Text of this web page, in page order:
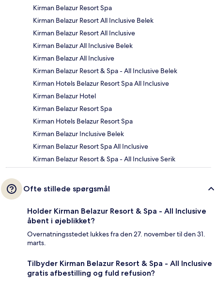
Kirman Belazur Resort Spa
Kirman Belazur Resort All Inclusive Belek
Kirman Belazur Resort All Inclusive
Kirman Belazur All Inclusive Belek
Kirman Belazur All Inclusive
Kirman Belazur Resort & Spa - All Inclusive Belek
Kirman Hotels Belazur Resort Spa All Inclusive
Kirman Belazur Hotel
Kirman Belazur Resort Spa
Kirman Hotels Belazur Resort Spa
Kirman Belazur Inclusive Belek
Kirman Belazur Resort Spa All Inclusive
Kirman Belazur Resort & Spa - All Inclusive Serik
Ofte stillede spørgsmål
Holder Kirman Belazur Resort & Spa - All Inclusive
åbent i øjeblikket?
Overnatningsstedet lukkes fra den 27. november til den 31.
marts.
Tilbyder Kirman Belazur Resort & Spa - All Inclusive
gratis afbestilling og fuld refusion?